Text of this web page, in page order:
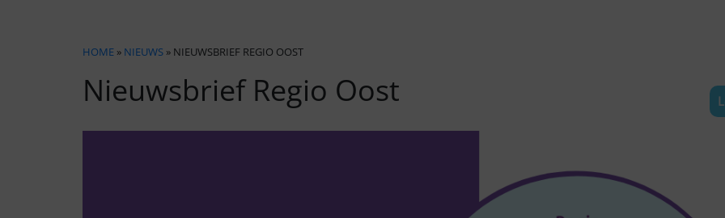
HOME » NIEUWS » NIEUWSBRIEF REGIO OOST
Nieuwsbrief Regio Oost